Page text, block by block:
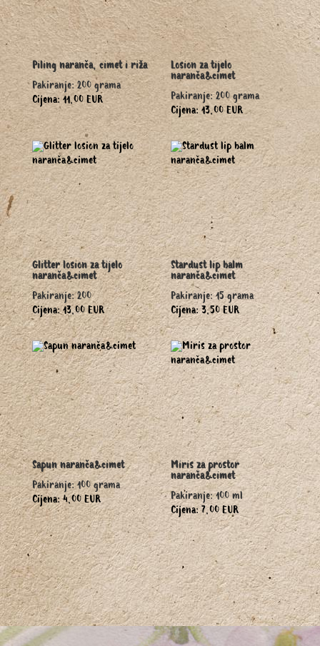
Piling naranča, cimet i riža
Pakiranje: 200 grama
Cijena: 11,00 EUR
Losion za tijelo
naranča&cimet
Pakiranje: 200 grama
Cijena: 13,00 EUR
Glitter losion za tijelo
naranča&cimet
Pakiranje: 200
Cijena: 13,00 EUR
Stardust lip balm
naranča&cimet
Pakiranje: 15 grama
Cijena: 3,50 EUR
Sapun naranča&cimet
Pakiranje: 100 grama
Cijena: 4,00 EUR
Miris za prostor
naranča&cimet
Pakiranje: 100 ml
Cijena: 7,00 EUR